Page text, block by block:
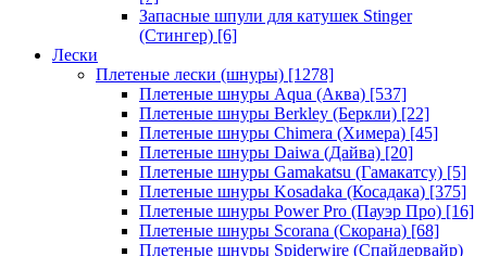
Запасные шпули для катушек Stinger
(Стингер) [6]
Лески
Плетеные лески (шнуры) [1278]
Плетеные шнуры Aqua (Аква) [537]
Плетеные шнуры Berkley (Беркли) [22]
Плетеные шнуры Chimera (Химера) [45]
Плетеные шнуры Daiwa (Дайва) [20]
Плетеные шнуры Gamakatsu (Гамакатсу) [5]
Плетеные шнуры Kosadaka (Косадака) [375]
Плетеные шнуры Power Pro (Пауэр Про) [16]
Плетеные шнуры Scorana (Скорана) [68]
Плетеные шнуры Spiderwire (Спайдервайр)